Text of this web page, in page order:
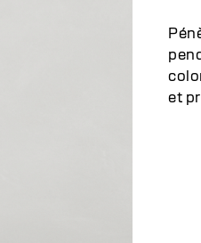
Un
au
est